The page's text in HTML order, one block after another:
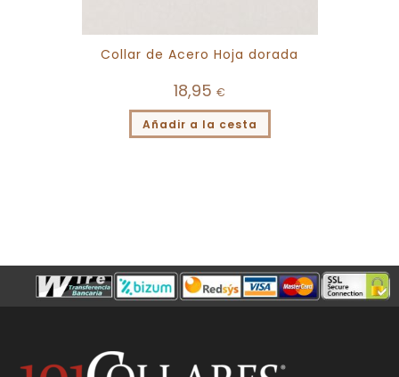
Collar de Acero Hoja dorada
18,95 €
Añadir a la cesta